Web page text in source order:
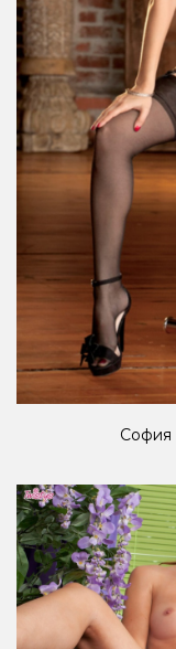
София